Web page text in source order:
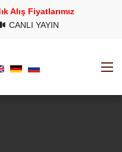
Alış Fiyatlarımız
CANLI YAYIN